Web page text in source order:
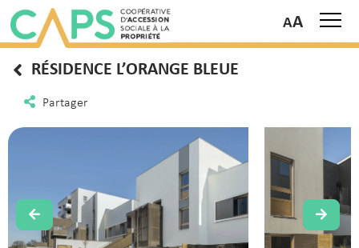
RÉSIDENCE L’ORANGE BLEUE
Partager
A